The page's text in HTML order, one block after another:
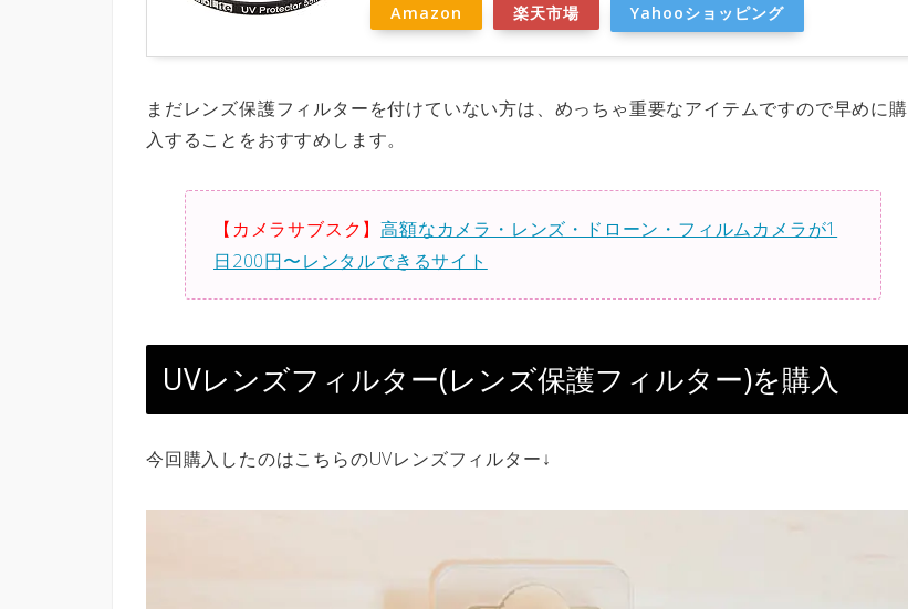
Amazon 楽天市場 Yahooショッピング
まだレンズ保護フィルターを付けていない方は、めっちゃ重要なアイテムですので早めに購
入することをおすすめします。
【カメラサブスク】高額なカメラ・レンズ・ドローン・フィルムカメラが1
日200円〜レンタルできるサイト
UVレンズフィルター(レンズ保護フィルター)を購入
今回購入したのはこちらのUVレンズフィルター↓